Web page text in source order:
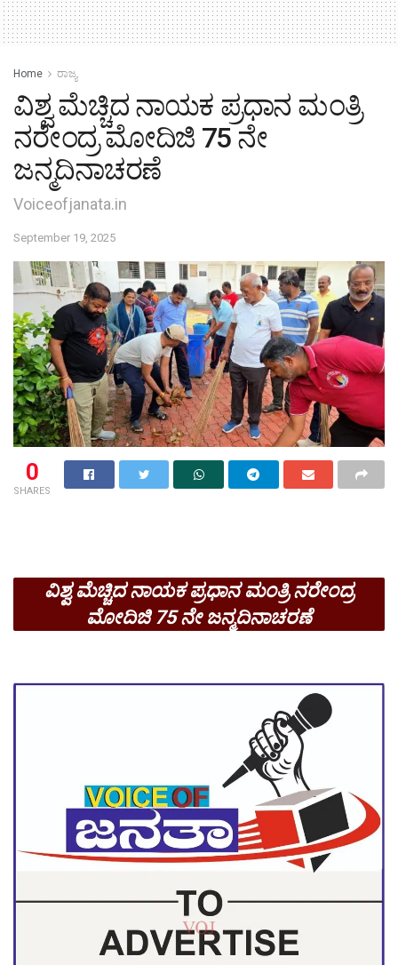
Home ರಾಜ್ಯ
ವಿಶ್ವ ಮೆಚ್ಚಿದ ನಾಯಕ ಪ್ರಧಾನ ಮಂತ್ರಿ
ನರೇಂದ್ರ ಮೋದಿಜಿ 75 ನೇ
ಜನ್ಮದಿನಾಚರಣೆ
Voiceofjanata.in
September 19, 2025
0
SHARES
ವಿಶ್ವ ಮೆಚ್ಚಿದ ನಾಯಕ ಪ್ರಧಾನ ಮಂತ್ರಿ ನರೇಂದ್ರ
ಮೋದಿಜಿ 75 ನೇ ಜನ್ಮದಿನಾಚರಣೆ